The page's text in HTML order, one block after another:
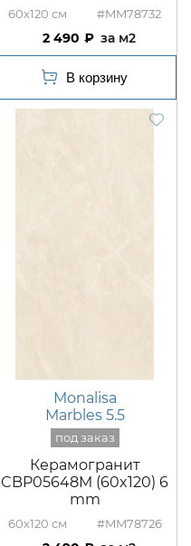
60x120 #MM78732
2 490 м2
Monalisa
Marbles 5.5
Керамогранит
CBP05648M (60x120) 6
mm
60x120 #MM78726